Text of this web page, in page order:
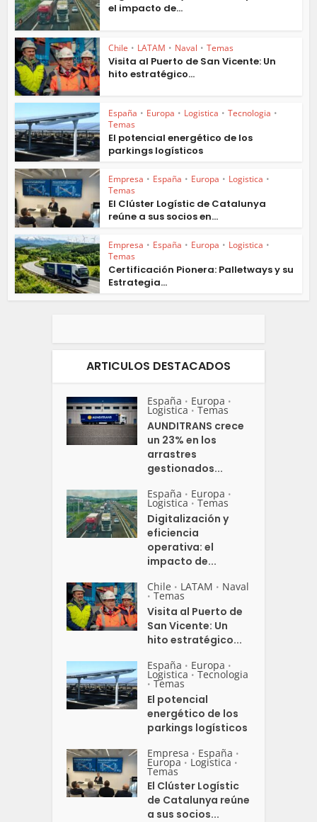
el impacto de...
Chile • LATAM • Naval • Temas
Visita al Puerto de San Vicente: Un
hito estratégico...
España • Europa • Logistica • Tecnologia •
Temas
El potencial energético de los
parkings logísticos
Empresa • España • Europa • Logistica •
Temas
El Clúster Logístic de Catalunya
reúne a sus socios en...
Empresa • España • Europa • Logistica •
Temas
Certificación Pionera: Palletways y su
Estrategia...
ARTICULOS DESTACADOS
España • Europa •
Logistica • Temas
AUNDITRANS crece
un 23% en los
arrastres
gestionados...
España • Europa •
Logistica • Temas
Digitalización y
eficiencia
operativa: el
impacto de...
Chile • LATAM • Naval
• Temas
Visita al Puerto de
San Vicente: Un
hito estratégico...
España • Europa •
Logistica • Tecnologia
• Temas
El potencial
energético de los
parkings logísticos
Empresa • España •
Europa • Logistica •
Temas
El Clúster Logístic
de Catalunya reúne
a sus socios...